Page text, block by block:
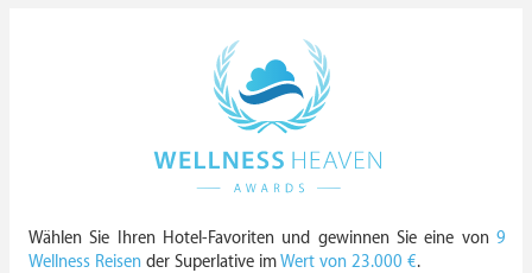
Wählen Sie Ihren Hotel-Favoriten und gewinnen Sie eine von 9
Wellness Reisen der Superlative imWert von 23.000 €.